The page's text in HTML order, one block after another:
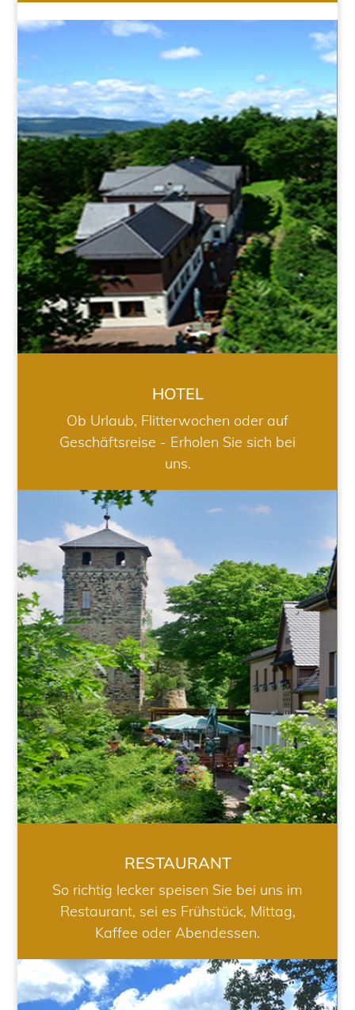
HOTEL
HOTEL
Ob Urlaub, Flitterwochen oder auf
Geschäftsreise - Erholen Sie sich bei
uns.
RESTAURANT
RESTAURANT
So richtig lecker speisen Sie bei uns im
Restaurant, sei es Frühstück, Mittag,
Kaffee oder Abendessen.